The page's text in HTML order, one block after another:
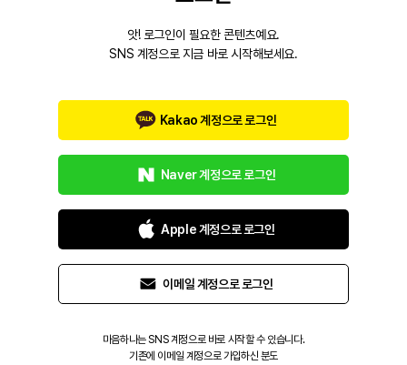
앗! 로그인이 필요한 콘텐츠예요.
SNS 계정으로 지금 바로 시작해보세요.
Kakao 계정으로 로그인
Naver 계정으로 로그인
Apple 계정으로 로그인
이메일 계정으로 로그인
마음하나는 SNS 계정으로 바로 시작할 수 있습니다.
기존에 이메일 계정으로 가입하신 분도